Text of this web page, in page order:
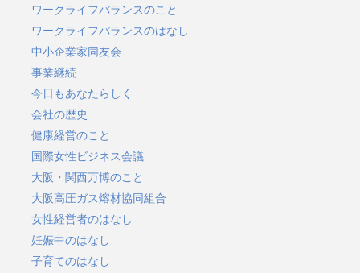
ワークライフバランスのこと
ワークライフバランスのはなし
中小企業家同友会
事業継続
今日もあなたらしく
会社の歴史
健康経営のこと
国際女性ビジネス会議
大阪・関西万博のこと
大阪高圧ガス熔材協同組合
女性経営者のはなし
妊娠中のはなし
子育てのはなし